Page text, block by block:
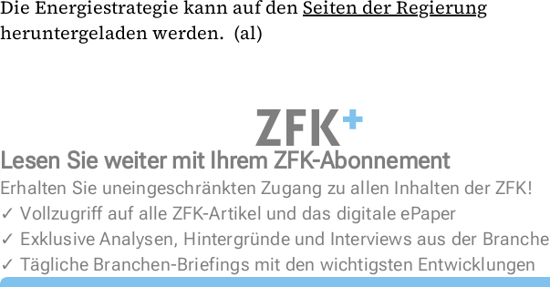
Die Energiestrategie kann auf denSeiten der Regierung
heruntergeladen werden. (al)
Lesen Sie weiter mit Ihrem ZFK-Abonnement
Erhalten Sie uneingeschränkten Zugang zu allen Inhalten der ZFK!
✓ Vollzugriff auf alle ZFK-Artikel und das digitale ePaper
✓ Exklusive Analysen, Hintergründe und Interviews aus der Branche
✓ Tägliche Branchen-Briefings mit den wichtigsten Entwicklungen